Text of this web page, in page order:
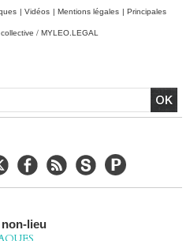
| Vidéos | Mentions légales | Principales
/ MYLEO.LEGAL
la bataille se déplace
lieu